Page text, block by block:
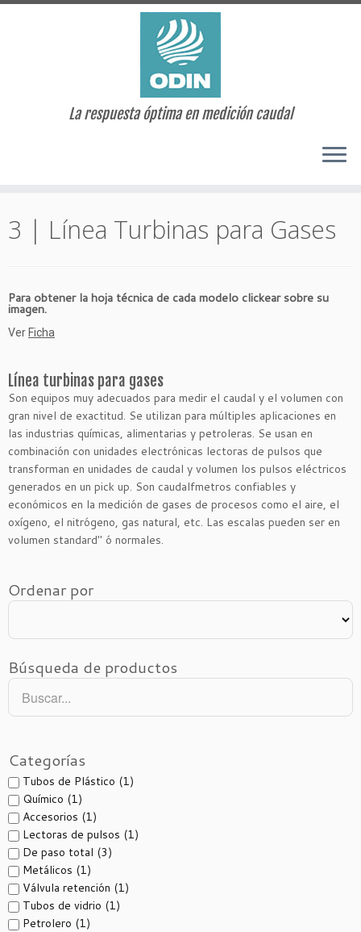
contenido
La respuesta óptima en medición caudal
3 | Línea Turbinas para Gases
Para obtener la hoja técnica de cada modelo clickear sobre su
imagen.
Ver Ficha
Línea turbinas para gases
Son equipos muy adecuados para medir el caudal y el volumen con
gran nivel de exactitud. Se utilizan para múltiples aplicaciones en
las industrias químicas, alimentarias y petroleras. Se usan en
combinación con unidades electrónicas lectoras de pulsos que
transforman en unidades de caudal y volumen los pulsos eléctricos
generados en un pick up. Son caudalfmetros confiables y
económicos en la medición de gases de procesos como el aire, el
oxígeno, el nitrógeno, gas natural, etc. Las escalas pueden ser en
volumen standard" ó normales.
Ordenar por
Búsqueda de productos
Categorías
Tubos de Plástico (1)
Químico (1)
Accesorios (1)
Lectoras de pulsos (1)
De paso total (3)
Metálicos (1)
Válvula retención (1)
Tubos de vidrio (1)
Petrolero (1)